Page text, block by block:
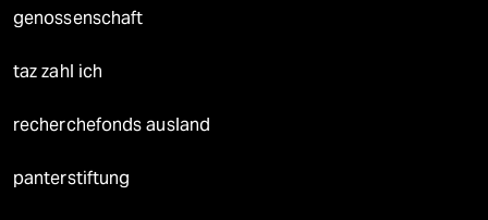
genossenschaft
taz zahl ich
recherchefonds ausland
panterstiftung